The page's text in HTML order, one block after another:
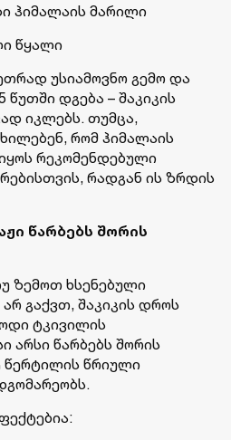
ჰიმალაის მარილი
წყალი
უსიამოვნო გემო და
დგება – შაკიკის
იკლებს. თუმცა,
რომ ჰიმალაის
რეკომენდებული
რადგან ის ზრდის
წარბებს შორის
ზემოთ ხსენებული
გაქვთ, შაკიკის დროს
ტკივილის
არსი წარბებს შორის
წერტილის წრიული